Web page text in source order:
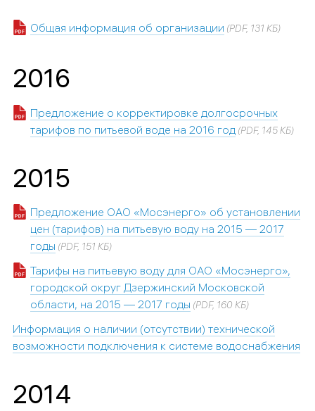
Общая информация об организации (PDF, 131 КБ)
2016
Предложение о корректировке долгосрочных
тарифов по питьевой воде на 2016 год (PDF, 145 КБ)
2015
Предложение ОАО «Мосэнерго» об установлении
цен (тарифов) на питьевую воду на 2015 — 2017
годы (PDF, 151 КБ)
Тарифы на питьевую воду для ОАО «Мосэнерго»,
городской округ Дзержинский Московской
области, на 2015 — 2017 годы (PDF, 160 КБ)
Информация о наличии (отсутствии) технической
возможности подключения к системе водоснабжения
2014